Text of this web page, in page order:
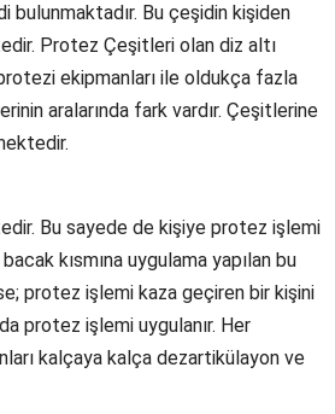
Bu çeşidin kişiden
Protez Çeşitleri olan diz altı
ekipmanları ile oldukça fazla
aralarında fark vardır. Çeşitlerine
Bu sayede de kişiye protez işlemi
kısmına uygulama yapılan bu
protez işlemi kaza geçiren bir kişini
protez işlemi uygulanır. Her
kalçaya kalça dezartikülayon ve